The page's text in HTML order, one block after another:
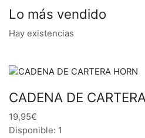
Lo más vendido
Hay existencias
CADENA DE
19,95€
Disponible: 1